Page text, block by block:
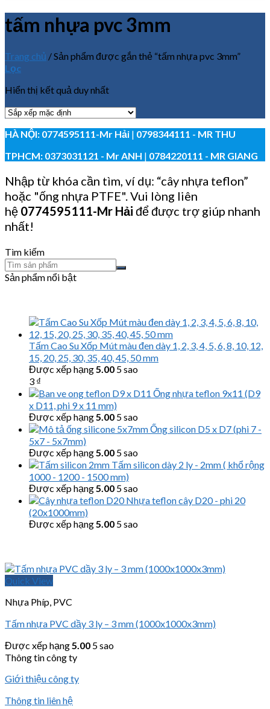
tấm nhựa pvc 3mm
Trang chủ /Sản phẩm được gắn thẻ “tấm nhựa pvc 3mm”
Lọc
Hiển thị kết quả duy nhất
HÀ NỘI: 0774595111-Mr Hải | 0798344111 - MR THU
TPHCM: 0373031121 - Mr ANH | 0784220111 - MR GIANG
Nhập từ khóa cần tìm, ví dụ: “cây nhựa teflon”
hoặc "ống nhựa PTFE". Vui lòng liên
hệ 0774595111-Mr Hải để được trợ giúp nhanh
nhất!
Tìm kiếm
Sản phẩm nổi bật
Tấm Cao Su Xốp Mút màu đen dày 1, 2, 3, 4, 5, 6, 8, 10, 12,
15, 20, 25, 30, 35, 40, 45, 50 mm
Được xếp hạng5.00 5 sao
3 ₫
Ống nhựa teflon 9x11 (D9
x D11, phi 9 x 11 mm)
Được xếp hạng5.00 5 sao
Ống silicon D5 x D7 (phi 7 -
5x7 - 5x7mm)
Được xếp hạng5.00 5 sao
Tấm silicon dày 2 ly - 2mm ( khổ rộng
1000 - 1200 - 1500 mm)
Được xếp hạng5.00 5 sao
Nhựa teflon cây D20 - phi 20
(20x1000mm)
Được xếp hạng5.00 5 sao
Quick View
Nhựa Phíp, PVC
Tấm nhựa PVC dầy 3 ly – 3 mm (1000x1000x3mm)
Được xếp hạng5.00 5 sao
Thông tin công ty
Giới thiệu công ty
Thông tin liên hệ